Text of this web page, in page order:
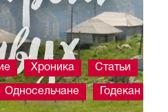
Хроника Статьи
Односельчане Годекан